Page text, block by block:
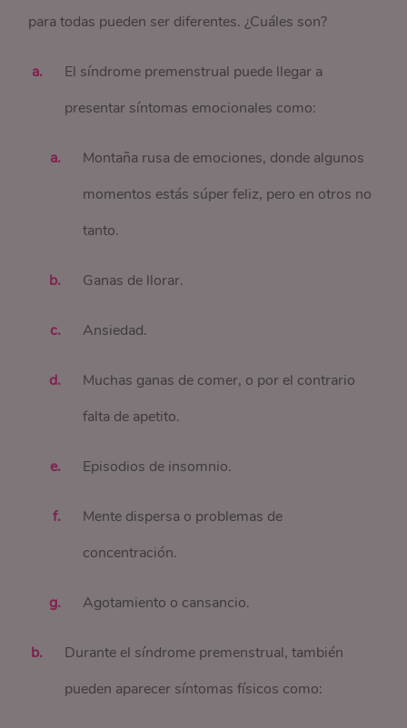
para todas pueden ser diferentes. ¿Cuáles son?
El síndrome premenstrual puede llegar a
presentar síntomas emocionales como:
Montaña rusa de emociones, donde algunos
momentos estás súper feliz, pero en otros no
tanto.
Ganas de llorar.
Ansiedad.
Muchas ganas de comer, o por el contrario
falta de apetito.
Episodios de insomnio.
Mente dispersa o problemas de
concentración.
Agotamiento o cansancio.
Durante el síndrome premenstrual, también
pueden aparecer síntomas físicos como: